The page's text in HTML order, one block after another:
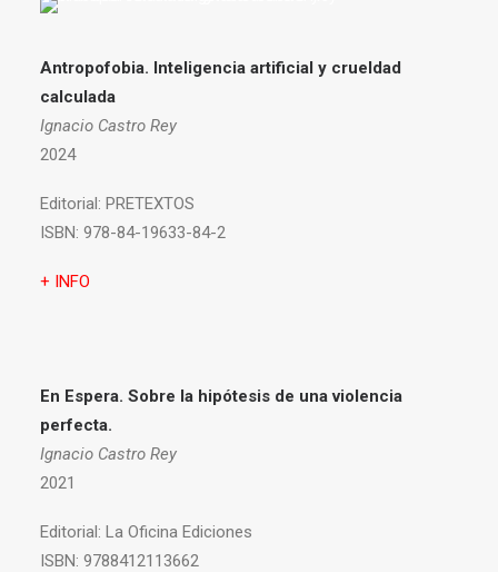
Antropofobia. Inteligencia artificial y crueldad
calculada
Ignacio Castro Rey
2024
Editorial: PRETEXTOS
ISBN: 978-84-19633-84-2
+ INFO
En Espera. Sobre la hipótesis de una violencia
perfecta.
Ignacio Castro Rey
2021
Editorial: La Oficina Ediciones
ISBN: 9788412113662